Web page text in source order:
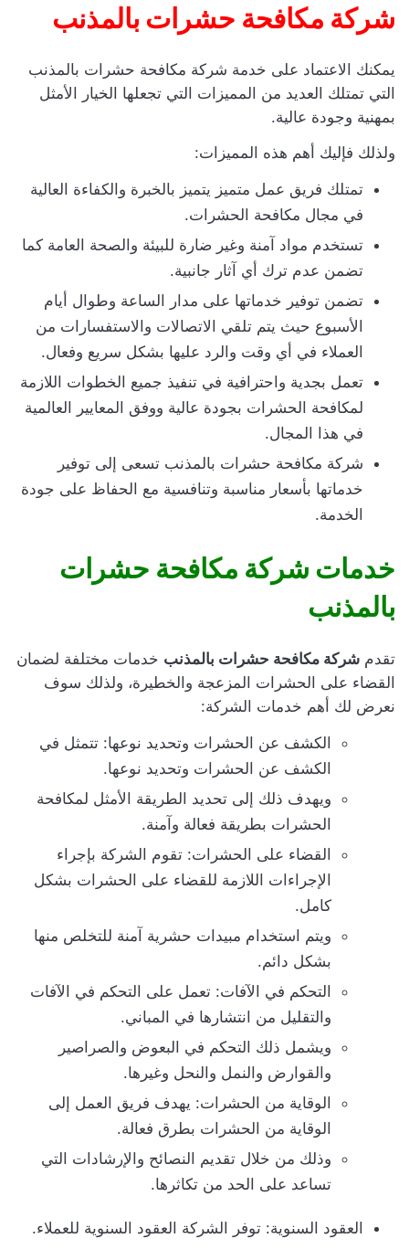
شركة مكافحة حشرات بالمذنب
يمكنك الاعتماد على خدمة شركة مكافحة حشرات بالمذنب
التي تمتلك العديد من المميزات التي تجعلها الخيار الأمثل
بمهنية وجودة عالية.
ولذلك فإليك أهم هذه المميزات:
تمتلك فريق عمل متميز يتميز بالخبرة والكفاءة العالية
في مجال مكافحة الحشرات.
تستخدم مواد آمنة وغير ضارة للبيئة والصحة العامة كما
تضمن عدم ترك أي آثار جانبية.
تضمن توفير خدماتها على مدار الساعة وطوال أيام
الأسبوع حيث يتم تلقي الاتصالات والاستفسارات من
العملاء في أي وقت والرد عليها بشكل سريع وفعال.
تعمل بجدية واحترافية في تنفيذ جميع الخطوات اللازمة
لمكافحة الحشرات بجودة عالية ووفق المعايير العالمية
في هذا المجال.
شركة مكافحة حشرات بالمذنب تسعى إلى توفير
خدماتها بأسعار مناسبة وتنافسية مع الحفاظ على جودة
الخدمة.
خدمات شركة مكافحة حشرات
بالمذنب
تقدم شركة مكافحة حشرات بالمذنب خدمات مختلفة لضمان
القضاء على الحشرات المزعجة والخطيرة، ولذلك سوف
نعرض لك أهم خدمات الشركة:
الكشف عن الحشرات وتحديد نوعها: تتمثل في
الكشف عن الحشرات وتحديد نوعها.
ويهدف ذلك إلى تحديد الطريقة الأمثل لمكافحة
الحشرات بطريقة فعالة وآمنة.
القضاء على الحشرات: تقوم الشركة بإجراء
الإجراءات اللازمة للقضاء على الحشرات بشكل
كامل.
ويتم استخدام مبيدات حشرية آمنة للتخلص منها
بشكل دائم.
التحكم في الآفات: تعمل على التحكم في الآفات
والتقليل من انتشارها في المباني.
ويشمل ذلك التحكم في البعوض والصراصير
والقوارض والنمل والنحل وغيرها.
الوقاية من الحشرات: يهدف فريق العمل إلى
الوقاية من الحشرات بطرق فعالة.
وذلك من خلال تقديم النصائح والإرشادات التي
تساعد على الحد من تكاثرها.
العقود السنوية: توفر الشركة العقود السنوية للعملاء.